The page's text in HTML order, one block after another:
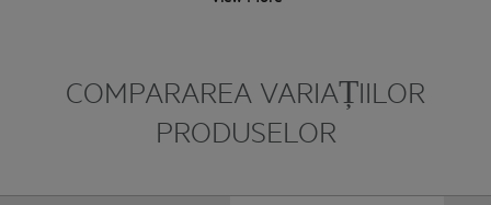
COMPARAREA VARIAȚIILOR
PRODUSELOR